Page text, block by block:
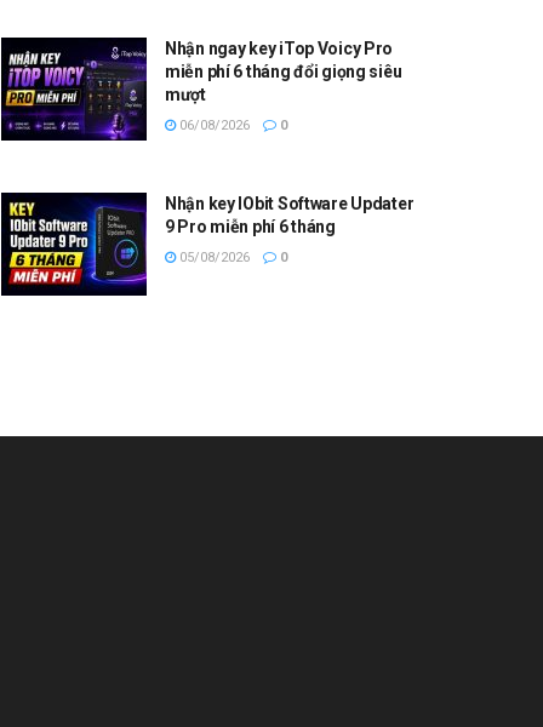
Nhận ngay key iTop Voicy Pro
miễn phí 6 tháng đổi giọng siêu
mượt
06/08/2026 0
Nhận key IObit Software Updater
9 Pro miễn phí 6 tháng
05/08/2026 0